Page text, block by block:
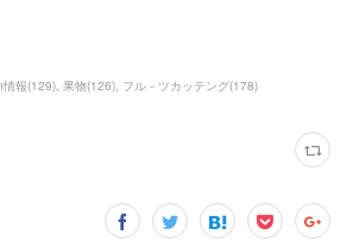
報(129) 果物(126) フル－ツカッテング(178)